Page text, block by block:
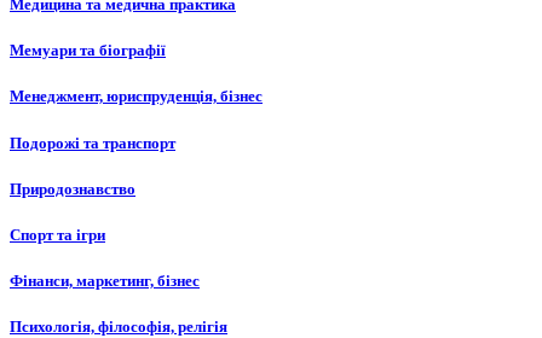
Медицина та медична практика
Мемуари та біографії
Менеджмент, юриспруденція, бізнес
Подорожі та транспорт
Природознавство
Спорт та ігри
Фінанси, маркетинг, бізнес
Психологія, філософія, релігія